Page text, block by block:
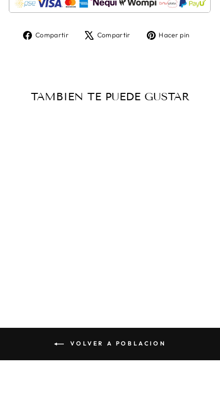
Compartir
CompartirCompartir
TuitearHacer pin
TAMBIEN TE PUEDE GUSTAR
VOLVER A POBLACION